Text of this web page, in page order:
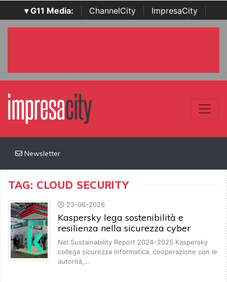
▾ G11 Media: ChannelCity ImpresaCity
SecurityOpenLab | Italian Channel Awards | Italian
Newsletter
TAG: CLOUD SECURITY
23-06-2026
Kaspersky lega sostenibilità e
resilienza nella sicurezza cyber
Nel Sustainability Report 2024–2025 Kaspersky
collega sicurezza informatica, cooperazione con le
autorità,…